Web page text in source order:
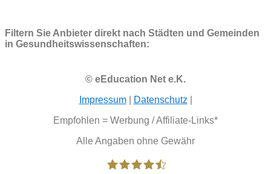
Filtern Sie Anbieter direkt nach Städten und Gemeinden
in Gesundheitswissenschaften:
© eEducation Net e.K.
Impressum| Datenschutz
Empfohlen = Werbung / Affiliate-Links*
Alle Angaben ohne Gewähr